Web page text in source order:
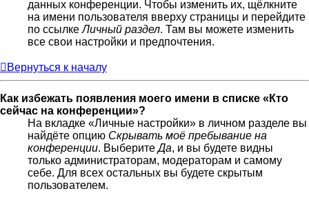
данных конференции. Чтобы изменить их, щёлкните
на имени пользователя вверху страницы и перейдите
по ссылкеЛичный раздел. Там вы можете изменить
все свои настройки и предпочтения.
Вернуться к началу
Как избежать появления моего имени в списке «Кто
сейчас на конференции»?
На вкладке «Личные настройки» в личном разделе вы
найдёте опцию Скрывать моё пребывание на
конференции. ВыберитеДа, и вы будете видны
только администраторам, модераторам и самому
себе. Для всех остальных вы будете скрытым
пользователем.